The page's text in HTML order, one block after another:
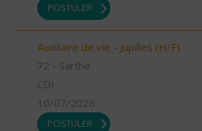
POSTULER
Auxiliaire de vie - Jupilles (H/F)
72 - Sarthe
CDI
10/07/2026
POSTULER